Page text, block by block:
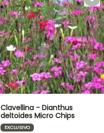
Clavellina - Dianthus
deltoides Micro Chips
EXCLUSIVO